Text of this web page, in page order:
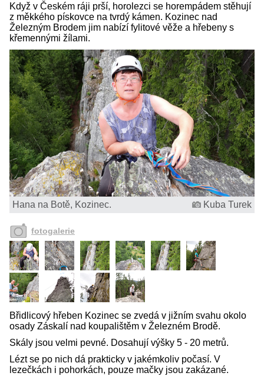
Když v Českém ráji prší, horolezci se horempádem stěhují
z měkkého pískovce na tvrdý kámen. Kozinec nad
Železným Brodem jim nabízí fylitové věže a hřebeny s
křemennými žílami.
Hana na Botě, Kozinec. Kuba Turek
fotogalerie
Břidlicový hřeben Kozinec se zvedá v jižním svahu okolo
osady Záskalí nad koupalištěm v Železném Brodě.
Skály jsou velmi pevné. Dosahují výšky 5 - 20 metrů.
Lézt se po nich dá prakticky v jakémkoliv počasí. V
lezečkách i pohorkách, pouze mačky jsou zakázané.